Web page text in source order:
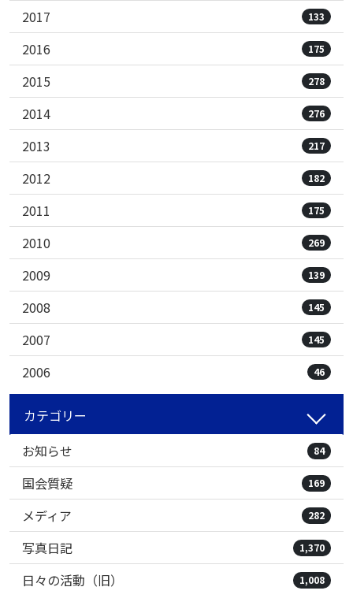
2017 133
2016 175
2015 278
2014 276
2013 217
2012 182
2011 175
2010 269
2009 139
2008 145
2007 145
2006 46
カテゴリー
お知らせ
84
国会質疑 169
メディア 282
写真日記 1,370
日々の活動（旧） 1,008